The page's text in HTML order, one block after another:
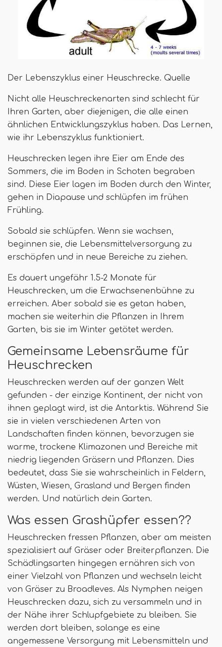
Der Lebenszyklus einer Heuschrecke. Quelle
Nicht alle Heuschreckenarten sind schlecht für
Ihren Garten, aber diejenigen, die alle einen
ähnlichen Entwicklungszyklus haben. Das Lernen,
wie ihr Lebenszyklus funktioniert.
Heuschrecken legen ihre Eier am Ende des
Sommers, die im Boden in Schoten begraben
sind. Diese Eier lagen im Boden durch den Winter,
gehen in Diapause und schlüpfen im frühen
Frühling.
Sobald sie schlüpfen. Wenn sie wachsen,
beginnen sie, die Lebensmittelversorgung zu
erschöpfen und in neue Bereiche zu ziehen.
Es dauert ungefähr 1.5-2 Monate für
Heuschrecken, um die Erwachsenenbühne zu
erreichen. Aber sobald sie es getan haben,
machen sie weiterhin die Pflanzen in Ihrem
Garten, bis sie im Winter getötet werden.
Gemeinsame Lebensräume für
Heuschrecken
Heuschrecken werden auf der ganzen Welt
gefunden - der einzige Kontinent, der nicht von
ihnen geplagt wird, ist die Antarktis. Während Sie
sie in vielen verschiedenen Arten von
Landschaften finden können, bevorzugen sie
warme, trockene Klimazonen und Bereiche mit
niedrig liegenden Gräsern und Pflanzen. Dies
bedeutet, dass Sie sie wahrscheinlich in Feldern,
Wüsten, Wiesen, Grasland und Bergen finden
werden. Und natürlich dein Garten.
Was essen Grashüpfer essen??
Heuschrecken fressen Pflanzen, aber am meisten
spezialisiert auf Gräser oder Breiterpflanzen. Die
Schädlingsarten hingegen ernähren sich von
einer Vielzahl von Pflanzen und wechseln leicht
von Gräser zu Broadleves. Als Nymphen neigen
Heuschrecken dazu, sich zu versammeln und in
der Nähe ihrer Schlupfgebiete zu bleiben. Sie
werden dort bleiben, solange es eine
angemessene Versorgung mit Lebensmitteln und